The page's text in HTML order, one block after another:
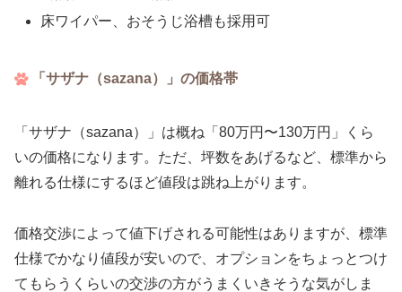
床ワイパー、おそうじ浴槽も採用可
「サザナ（sazana）」の価格帯
「サザナ（sazana）」は概ね「80万円〜130万円」くら
いの価格になります。ただ、坪数をあげるなど、標準から
離れる仕様にするほど値段は跳ね上がります。
価格交渉によって値下げされる可能性はありますが、標準
仕様でかなり値段が安いので、オプションをちょっとつけ
てもらうくらいの交渉の方がうまくいきそうな気がしま